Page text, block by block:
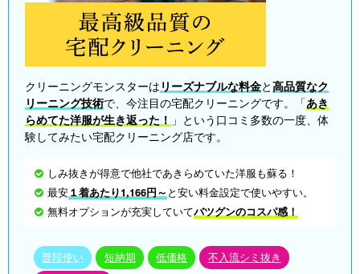
クリーニングモンスターは リーズナブルな料金と高品質なク
リーニング技術で、今注目の宅配クリーニングです。「あき
らめてた洋服が生き返った！
」という口コミ多数の一度、体
験してみたい宅配クリーニング店です。
しみ抜きが得意で他社であきらめていた洋服も蘇る！
最安１着あたり1,166円～ と安い料金設定で使いやすい。
無料オプションが充実していてバツグンのコスパ感！
普段使い 短納期 低価格 不入流シミ抜き